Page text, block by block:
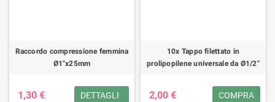
Raccordo compressione femmina
Ø1"x25mm
1,30 € DETTAGLI
10x Tappo filettato in
prolipopilene universale da Ø1/2"
2,00 € COMPRA